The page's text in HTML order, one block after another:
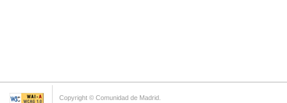
Copyright © Comunidad de Madrid.